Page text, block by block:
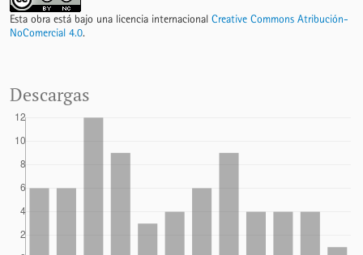
Esta obra está bajo una licencia internacional Creative Commons Atribución-
NoComercial 4.0.
Descargas